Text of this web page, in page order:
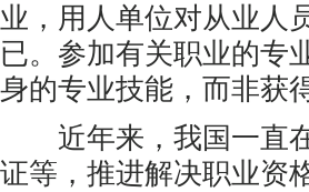
业，用人单位对从业人
已。参加有关职业的专
身的专业技能，而非获
近年来，我国一直在
证等，推进解决职业资